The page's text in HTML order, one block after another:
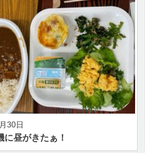
30日
に昼がきたぁ！